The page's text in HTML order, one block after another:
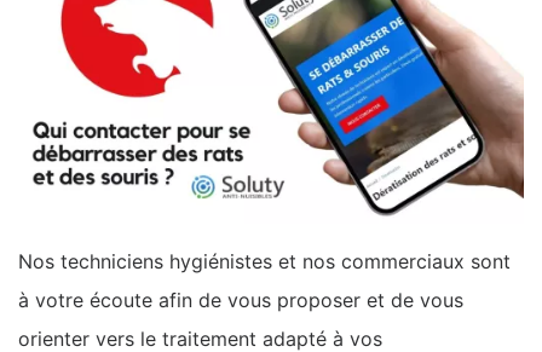
Nos techniciens hygiénistes et nos commerciaux sont
à votre écoute afin de vous proposer et de vous
orienter vers le traitement adapté à vos